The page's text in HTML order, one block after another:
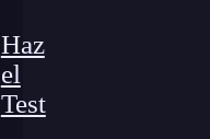
Haz
el
Test